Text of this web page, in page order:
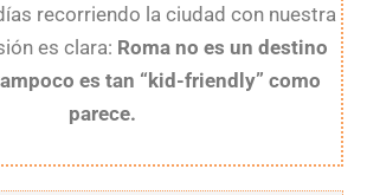
recorriendo la ciudad con nuestra
es clara: Roma no es un destino
es tan “kid-friendly” como
parece.